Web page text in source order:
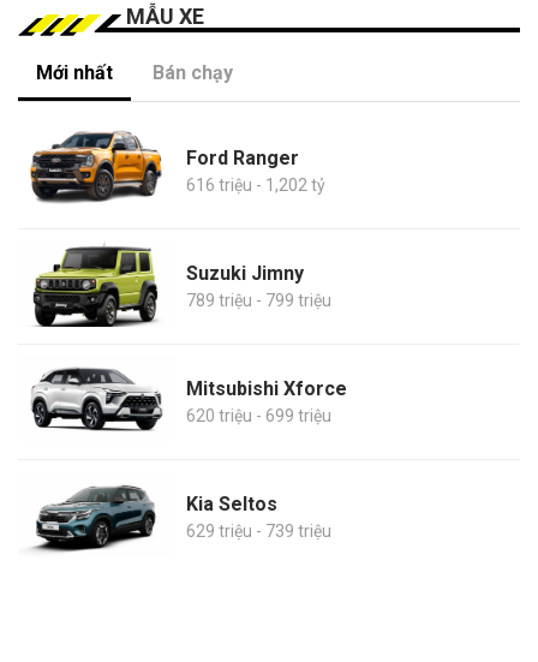
MẪU XE
Mới nhất Bán chạy
Ford Ranger
616 triệu - 1,202 tỷ
Suzuki Jimny
789 triệu - 799 triệu
Mitsubishi Xforce
620 triệu - 699 triệu
Kia Seltos
629 triệu - 739 triệu